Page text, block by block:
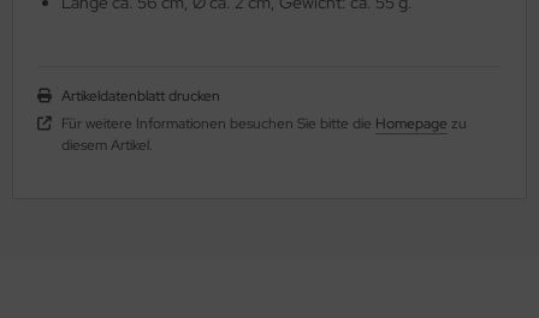
Artikeldatenblatt drucken
Für weitere Informationen besuchen Sie bitte die Homepage zu
diesem Artikel.